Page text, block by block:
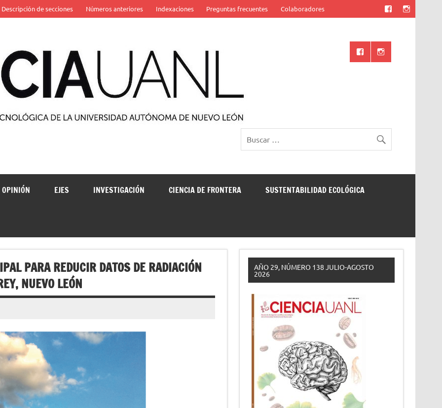
Descripción de secciones Números anteriores Indexaciones Preguntas frecuentes Colaboradores
Ciencia UANL
OPINIÓN EJES INVESTIGACIÓN CIENCIA DE FRONTERA SUSTENTABILIDAD ECOLÓGICA
PARA REDUCIR DATOS DE RADIACIÓN
NUEVO LEÓN
AÑO 29, NÚMERO 138 JULIO-AGOSTO
2026